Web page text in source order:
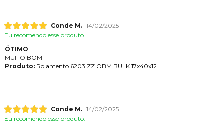
Conde M. 14/02/2025
Eu recomendo esse produto.
ÓTIMO
MUITO BOM
Produto:Rolamento 6203 ZZ OBM BULK 17x40x12
Conde M. 14/02/2025
Eu recomendo esse produto.